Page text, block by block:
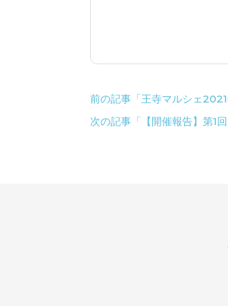
前の記事「王寺マルシェ
次の記事「【開催報告】第1